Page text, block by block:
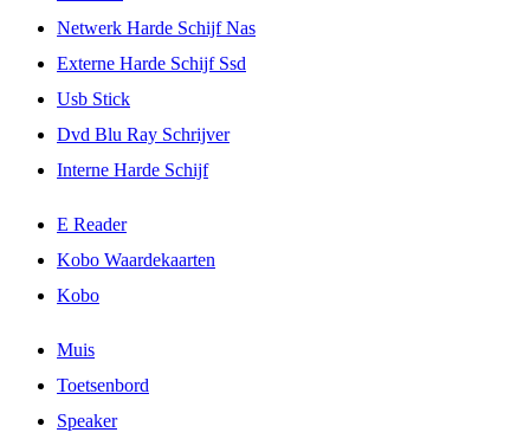
Netwerk Harde Schijf Nas
Externe Harde Schijf Ssd
Usb Stick
Dvd Blu Ray Schrijver
Interne Harde Schijf
E Reader
Kobo Waardekaarten
Kobo
Muis
Toetsenbord
Speaker